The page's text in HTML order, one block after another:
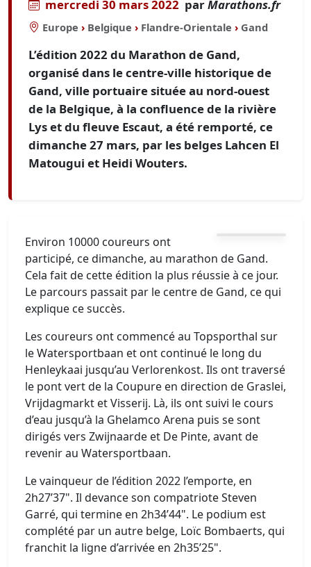
mercredi 30 mars 2022 parMarathons.fr
Europe › Belgique › Flandre-Orientale › Gand
L’édition 2022 du Marathon de Gand,
organisé dans le centre-ville historique de
Gand, ville portuaire située au nord-ouest
de la Belgique, à la confluence de la rivière
Lys et du fleuve Escaut, a été remporté, ce
dimanche 27 mars, par les belges Lahcen El
Matougui et Heidi Wouters.
Environ 10000 coureurs ont
participé, ce dimanche, au marathon de Gand.
Cela fait de cette édition la plus réussie à ce jour.
Le parcours passait par le centre de Gand, ce qui
explique ce succès.
Les coureurs ont commencé au Topsporthal sur
le Watersportbaan et ont continué le long du
Henleykaai jusqu’au Verlorenkost. Ils ont traversé
le pont vert de la Coupure en direction de Graslei,
Vrijdagmarkt et Visserij. Là, ils ont suivi le cours
d’eau jusqu’à la Ghelamco Arena puis se sont
dirigés vers Zwijnaarde et De Pinte, avant de
revenir au Watersportbaan.
Le vainqueur de l’édition 2022 l’emporte, en
2h27’37". Il devance son compatriote Steven
Garré, qui termine en 2h34’44". Le podium est
complété par un autre belge, Loïc Bombaerts, qui
franchit la ligne d’arrivée en 2h35’25".